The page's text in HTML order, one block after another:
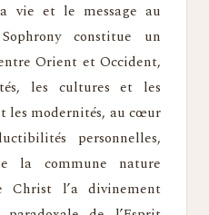
vie et le message au
constitue un
Orient et Occident,
les cultures et les
les modernités, au cœur
personnelles,
la commune nature
l’a divinement